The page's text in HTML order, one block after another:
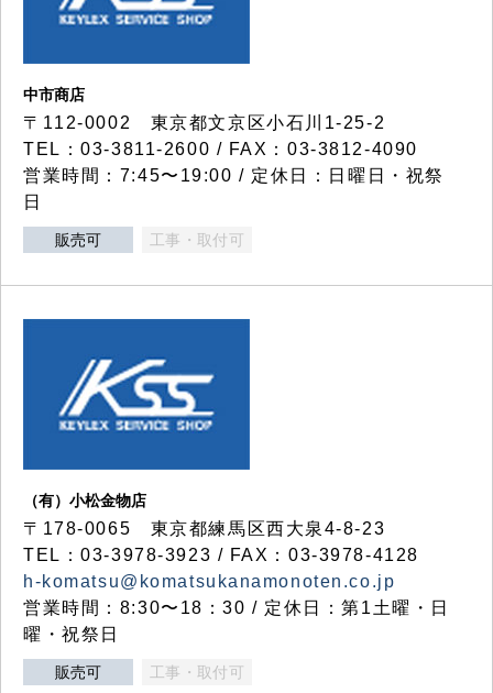
中市商店
〒112-0002 東京都文京区小石川1-25-2
TEL：03-3811-2600 / FAX：03-3812-4090
営業時間：7:45〜19:00 / 定休日：日曜日・祝祭
日
販売可 工事・取付可
（有）小松金物店
〒178-0065 東京都練馬区西大泉4-8-23
TEL：03-3978-3923 / FAX：03-3978-4128
h-komatsu@komatsukanamonoten.co.jp
営業時間：8:30〜18：30 / 定休日：第1土曜・日
曜・祝祭日
販売可 工事・取付可